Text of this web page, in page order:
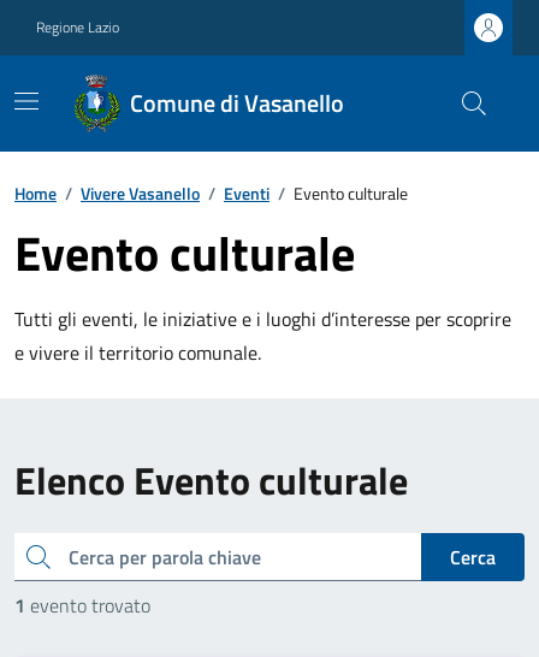
Regione Lazio
Comune di Vasanello
Home / Vivere Vasanello / Eventi / Evento culturale
Evento culturale
Tutti gli eventi, le iniziative e i luoghi d’interesse per scoprire
e vivere il territorio comunale.
Elenco Evento culturale
cerca
Cerca
1 evento trovato